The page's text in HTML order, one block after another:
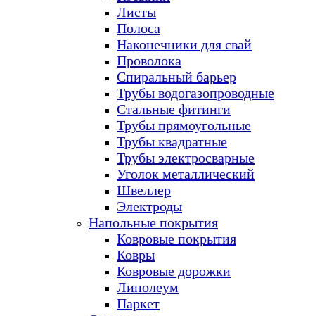
Листы
Полоса
Наконечники для свай
Проволока
Спиральный барьер
Трубы водогазопроводные
Стальные фитинги
Трубы прямоугольные
Трубы квадратные
Трубы электросварные
Уголок металлический
Швеллер
Электроды
Напольные покрытия
Ковровые покрытия
Ковры
Ковровые дорожки
Линолеум
Паркет